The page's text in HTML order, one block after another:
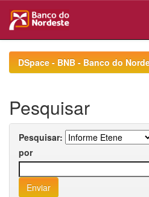
navigationDSpace - BNB - Banco do
Pesquisar
Pesquisar:
por